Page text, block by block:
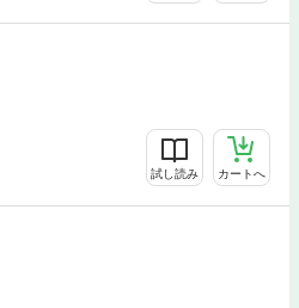
試し読み カートへ